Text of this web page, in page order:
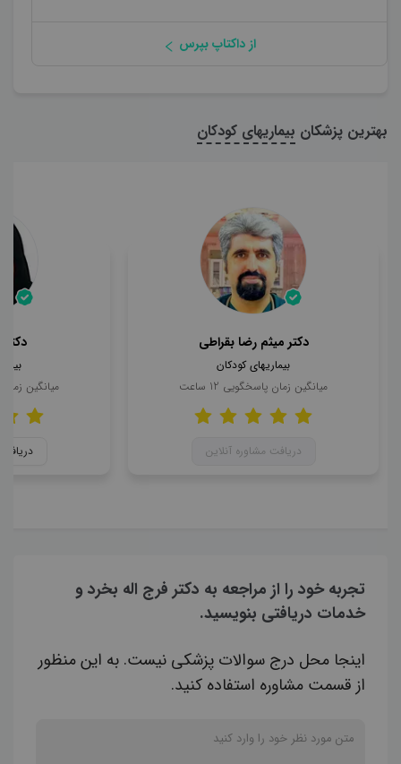
از داکتاپ بپرس
بهترین پزشکان بیماریهای کودکان
دکتر میثم رضا بقراطی
بیماریهای کودکان
میانگین زمان پاسخگویی 12 ساعت
دریافت مشاوره آنلاین
میانگین
تجربه خود را از مراجعه به دکتر فرج اله بخرد و
خدمات دریافتی بنویسید.
اینجا محل درج سوالات پزشکی نیست. به این منظور
از قسمت مشاوره استفاده کنید.